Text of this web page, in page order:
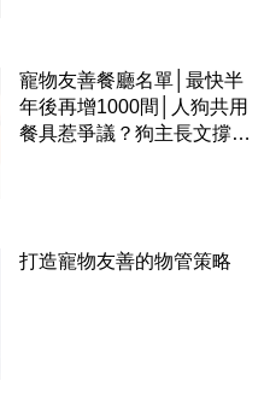
寵物友善餐廳名單│最快半
年後再增1000間│人狗共用
餐具惹爭議？狗主長文撐
打造寵物友善的物管策略